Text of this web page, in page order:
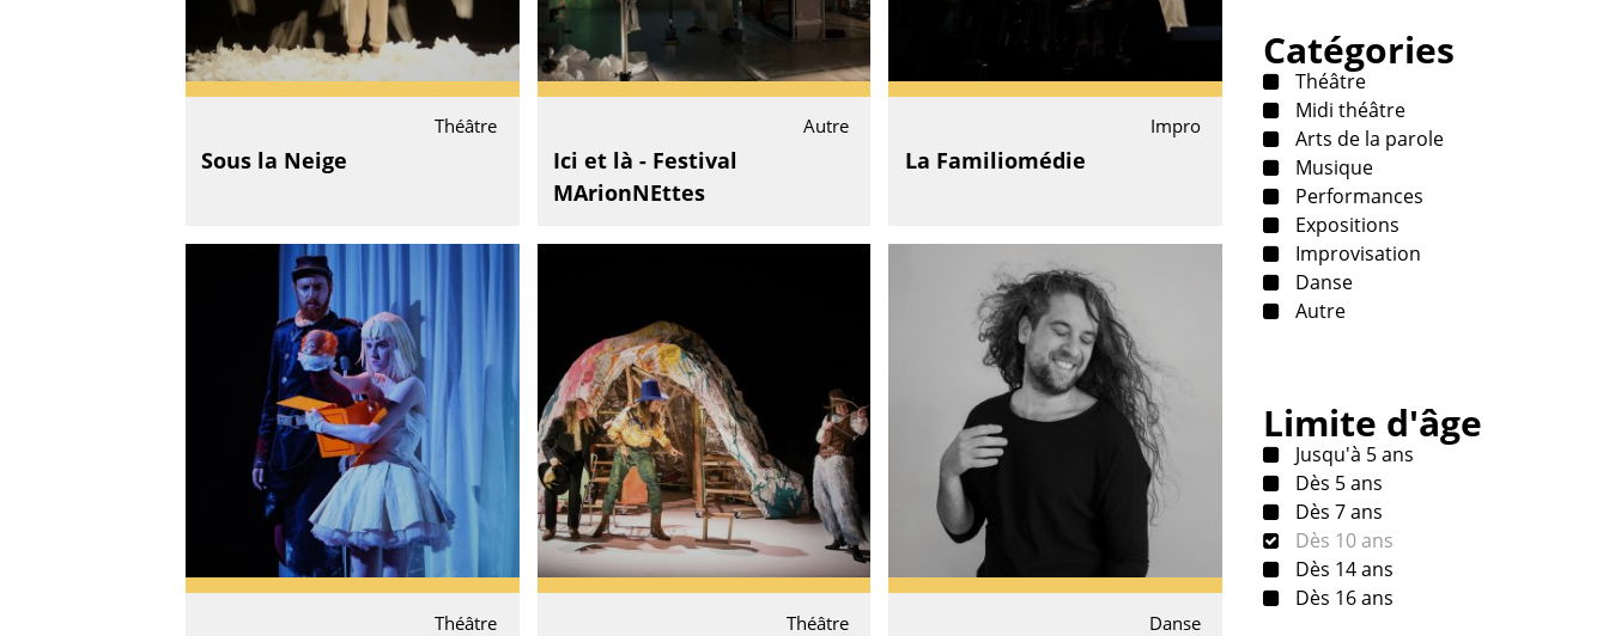
Théâtre
Sous la Neige
Autre
Ici et là - Festival
MArionNEttes
Impro
La Familiomédie
Théâtre Théâtre Danse
Catégories
Théâtre
Midi théâtre
Arts de la parole
Musique
Performances
Expositions
Improvisation
Danse
Autre
Limite d'âge
Jusqu'à 5 ans
Dès 5 ans
Dès 7 ans
Dès 10 ans
Dès 14 ans
Dès 16 ans